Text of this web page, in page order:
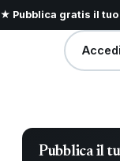
★ Pubblica gratis il
Accedi
Pubblica il